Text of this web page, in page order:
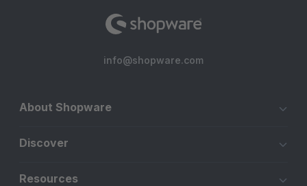
info@shopware.com
About Shopware
Discover
Resources